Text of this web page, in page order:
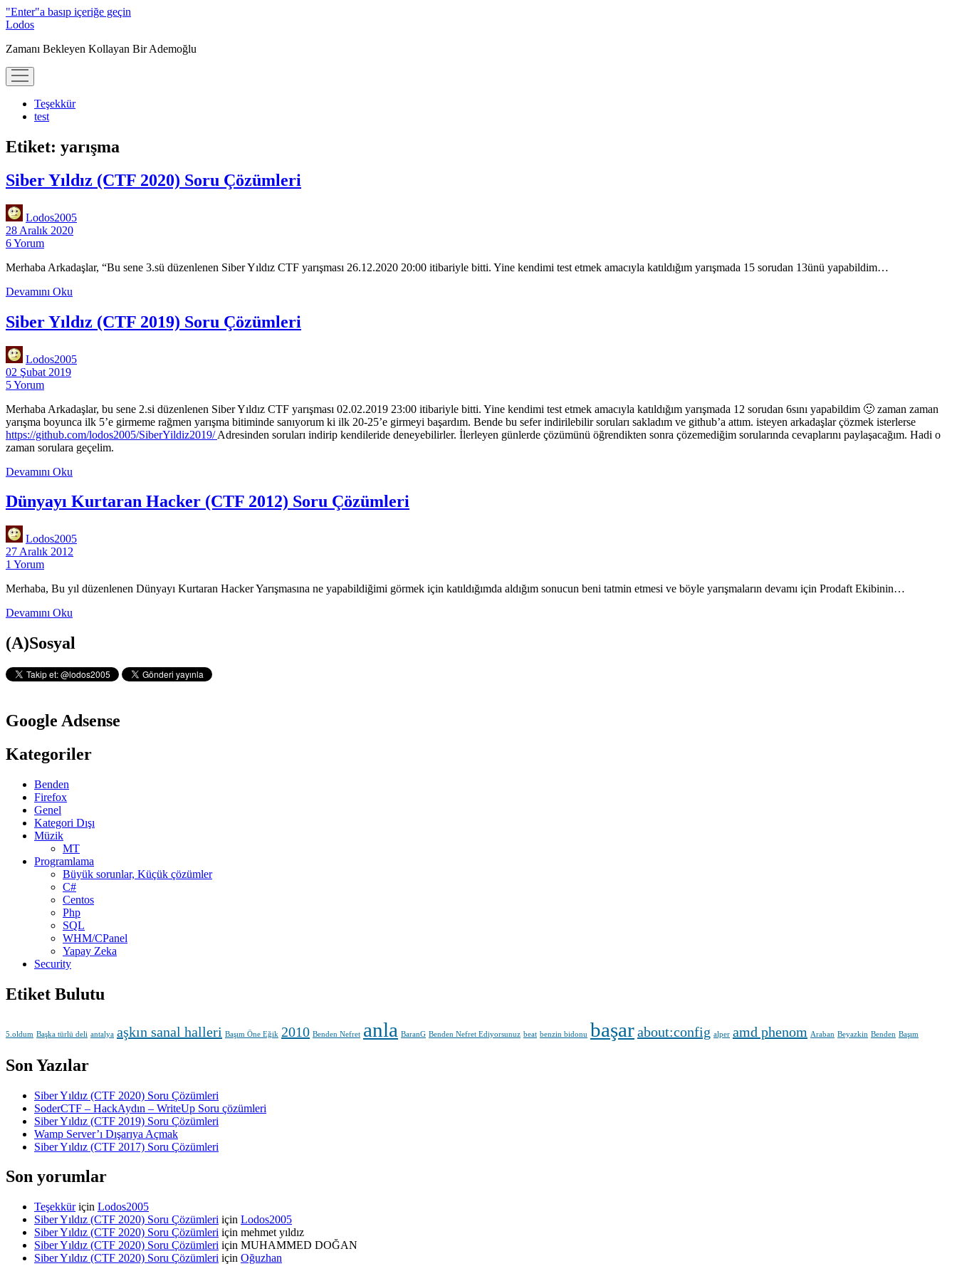
"Enter"a basıp içeriğe geçin
Lodos
Zamanı Bekleyen Kollayan Bir Ademoğlu
menüyü
aç
Teşekkür
test
Etiket: yarışma
Siber Yıldız (CTF 2020) Soru Çözümleri
Lodos2005
28 Aralık 2020
6 Yorum
Merhaba Arkadaşlar, “Bu sene 3.sü düzenlenen Siber Yıldız CTF yarışması 26.12.2020 20:00 itibariyle bitti. Yine kendimi test etmek amacıyla katıldığım yarışmada 15 sorudan 13ünü yapabildim…
Devamını Oku
(CTF
2020)
Çözümleri
Siber Yıldız (CTF 2019) Soru Çözümleri
Lodos2005
02 Şubat 2019
5 Yorum
Merhaba Arkadaşlar, bu sene 2.si düzenlenen Siber Yıldız CTF yarışması 02.02.2019 23:00 itibariyle bitti. Yine kendimi test etmek amacıyla katıldığım yarışmada 12 sorudan 6sını yapabildim 🙂 zaman zaman
yarışma boyunca ilk 5’e girmeme rağmen yarışma bitiminde sanıyorum ki ilk 20-25’e girmeyi başardım. Bende bu sefer indirilebilir soruları sakladım ve github’a attım. isteyen arkadaşlar çözmek isterlerse
https://github.com/lodos2005/SiberYildiz2019/Adresinden soruları indirip kendileride deneyebilirler. İlerleyen günlerde çözümünü öğrendikten sonra çözemediğim sorularında cevaplarını paylaşacağım. Hadi o
zaman sorulara geçelim.
Devamını Oku
(CTF
2019)
Çözümleri
Dünyayı Kurtaran Hacker (CTF 2012) Soru Çözümleri
Lodos2005
27 Aralık 2012
1 Yorum
Merhaba, Bu yıl düzenlenen Dünyayı Kurtaran Hacker Yarışmasına ne yapabildiğimi görmek için katıldığımda aldığım sonucun beni tatmin etmesi ve böyle yarışmaların devamı için Prodaft Ekibinin…
Devamını Oku
Hacker
(CTF
Soru
Yan
(A)Sosyal
Google Adsense
Kategoriler
Benden
Firefox
Genel
Kategori Dışı
Müzik
MT
Programlama
Büyük sorunlar, Küçük çözümler
C#
Centos
Php
SQL
WHM/CPanel
Yapay Zeka
Security
Etiket Bulutu
5.oldum Başka türlü deli antalya aşkın sanal halleri Başım Öne Eğik 2010 Benden Nefret anla BaranG Benden Nefret Ediyorsunuz beat benzin bidonu başarabout:config alper amd phenom Araban Beyazkin Benden Başım
Son Yazılar
Siber Yıldız (CTF 2020) Soru Çözümleri
SoderCTF – HackAydın – WriteUp Soru çözümleri
Siber Yıldız (CTF 2019) Soru Çözümleri
Wamp Server’ı Dışarıya Açmak
Siber Yıldız (CTF 2017) Soru Çözümleri
Son yorumlar
Teşekküriçin Lodos2005
Siber Yıldız (CTF 2020) Soru Çözümleri için Lodos2005
Siber Yıldız (CTF 2020) Soru Çözümleri için mehmet yıldız
Siber Yıldız (CTF 2020) Soru Çözümleri için MUHAMMED DOĞAN
Siber Yıldız (CTF 2020) Soru Çözümleri için Oğuzhan